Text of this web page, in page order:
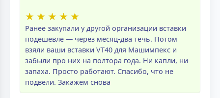
★ ★ ★ ★ ★
Ранее закупали у другой организации вставки
подешевле — через месяц-два течь. Потом
взяли ваши вставки VT40 для Машимпекс и
забыли про них на полтора года. Ни капли, ни
запаха. Просто работают. Спасибо, что не
подвели. Закажем снова